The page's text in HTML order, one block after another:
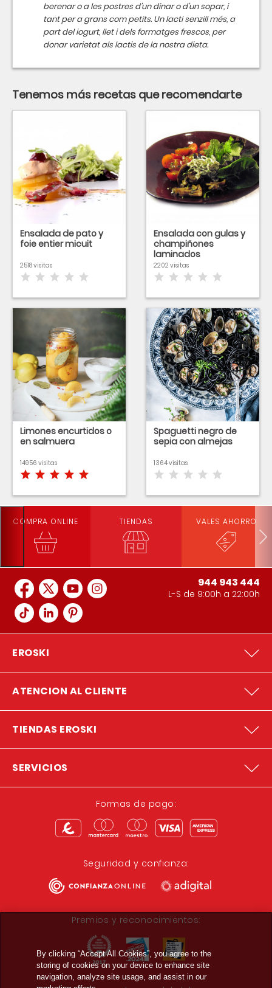
berenar o a les postres d’un dinar o d’un sopar, i
tant per a grans com petits. Un lacti senzill més, a
part del iogurt, llet i dels formatges frescos, per
donar varietat als lactis de la nostra dieta.
Tenemos más recetas que recomendarte
Ensalada de pato y
foie entier micuit
2518 visitas
Ensalada con gulas y
champiñones
laminados
2202 visitas
Limones encurtidos o
en salmuera
14956 visitas
Spaguetti negro de
sepia con almejas
1364 visitas
COMPRA ONLINE TIENDAS VALES AHORRO
944 943 444
L-S de 9:00h a 22:00h
EROSKI
ATENCION AL CLIENTE
TIENDAS EROSKI
SERVICIOS
Formas de pago:
Seguridad y confianza:
Premios y reconocimientos:
By clicking “Accept All Cookies”, you agree to the
storing of cookies on your device to enhance site
navigation, analyze site usage, and assist in our